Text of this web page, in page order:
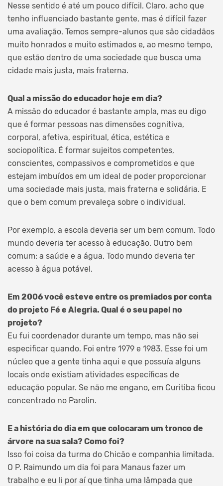
Nesse sentido é até um pouco difícil. Claro, acho que
tenho influenciado bastante gente, mas é difícil fazer
uma avaliação. Temos sempre-alunos que são cidadãos
muito honrados e muito estimados e, ao mesmo tempo,
que estão dentro de uma sociedade que busca uma
cidade mais justa, mais fraterna.
Qual a missão do educador hoje em dia?
A missão do educador é bastante ampla, mas eu digo
que é formar pessoas nas dimensões cognitiva,
corporal, afetiva, espiritual, ética, estética e
sociopolítica. É formar sujeitos competentes,
conscientes, compassivos e comprometidos e que
estejam imbuídos em um ideal de poder proporcionar
uma sociedade mais justa, mais fraterna e solidária. E
que o bem comum prevaleça sobre o individual.
Por exemplo, a escola deveria ser um bem comum. Todo
mundo deveria ter acesso à educação. Outro bem
comum: a saúde e a água. Todo mundo deveria ter
acesso à água potável.
Em 2006 você esteve entre os premiados por conta
do projeto Fé e Alegria. Qual é o seu papel no
projeto?
Eu fui coordenador durante um tempo, mas não sei
especificar quando. Foi entre 1979 e 1983. Esse foi um
núcleo que a gente tinha aqui e que possuía alguns
locais onde existiam atividades específicas de
educação popular. Se não me engano, em Curitiba ficou
concentrado no Parolin.
E a história do dia em que colocaram um tronco de
árvore na sua sala? Como foi?
Isso foi coisa da turma do Chicão e companhia limitada.
O P. Raimundo um dia foi para Manaus fazer um
trabalho e eu li por aí que tinha uma lâmpada que